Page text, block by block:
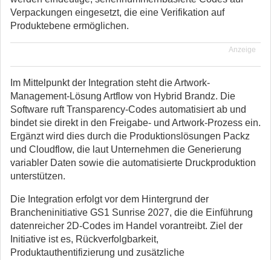
Verpackungen eingesetzt, die eine Verifikation auf
Produktebene ermöglichen.
Anzeige
Im Mittelpunkt der Integration steht die Artwork-
Management-Lösung Artflow von Hybrid Brandz. Die
Software ruft Transparency-Codes automatisiert ab und
bindet sie direkt in den Freigabe- und Artwork-Prozess ein.
Ergänzt wird dies durch die Produktionslösungen Packz
und Cloudflow, die laut Unternehmen die Generierung
variabler Daten sowie die automatisierte Druckproduktion
unterstützen.
Die Integration erfolgt vor dem Hintergrund der
Brancheninitiative GS1 Sunrise 2027, die die Einführung
datenreicher 2D-Codes im Handel vorantreibt. Ziel der
Initiative ist es, Rückverfolgbarkeit,
Produktauthentifizierung und zusätzliche